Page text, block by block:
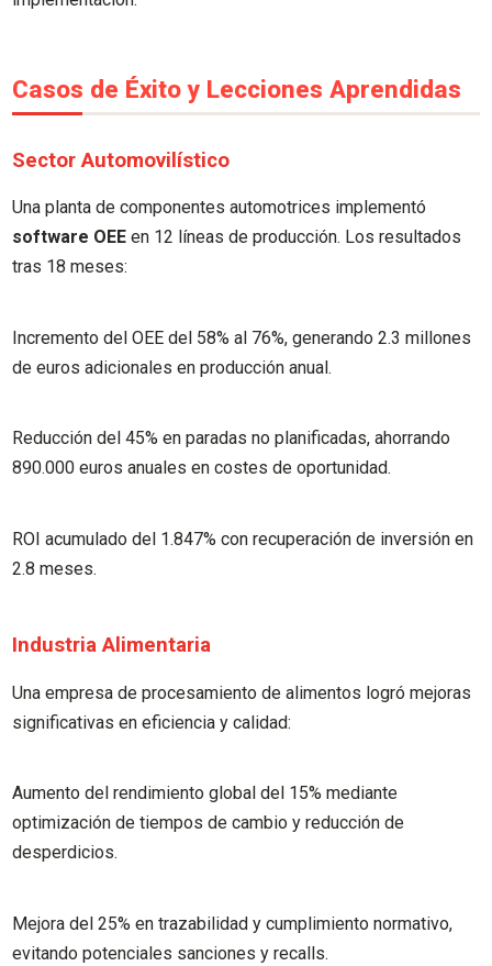
Casos de Éxito y Lecciones Aprendidas
Sector Automovilístico
Una planta de componentes automotrices implementó
software OEE en 12 líneas de producción. Los resultados
tras 18 meses:
Incremento del OEE del 58% al 76%, generando 2.3 millones
de euros adicionales en producción anual.
Reducción del 45% en paradas no planificadas, ahorrando
890.000 euros anuales en costes de oportunidad.
ROI acumulado del 1.847% con recuperación de inversión en
2.8 meses.
Industria Alimentaria
Una empresa de procesamiento de alimentos logró mejoras
significativas en eficiencia y calidad:
Aumento del rendimiento global del 15% mediante
optimización de tiempos de cambio y reducción de
desperdicios.
Mejora del 25% en trazabilidad y cumplimiento normativo,
evitando potenciales sanciones y recalls.